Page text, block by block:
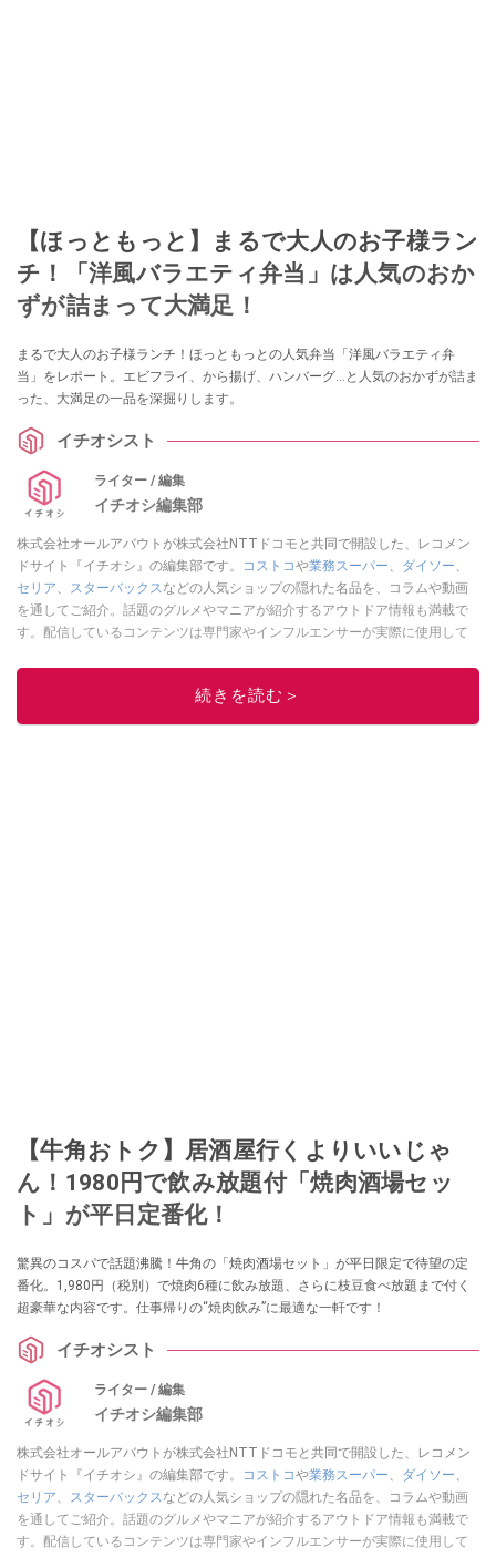
【ほっともっと】まるで大人のお子様ラン
チ！「洋風バラエティ弁当」は人気のおか
ずが詰まって大満足！
まるで大人のお子様ランチ！ほっともっとの人気弁当「洋風バラエティ弁
当」をレポート。エビフライ、から揚げ、ハンバーグ…と人気のおかずが詰ま
った、大満足の一品を深掘りします。
イチオシスト
ライター / 編集
イチオシ編集部
株式会社オールアバウトが株式会社NTTドコモと共同で開設した、レコメン
ドサイト『イチオシ』の編集部です。
コストコや業務スーパー、 ダイソー、
セリア、 スターバックスなどの人気ショップの隠れた名品を、コラムや動画
を通してご紹介。話題のグルメやマニアが紹介するアウトドア情報も満載で
す。配信しているコンテンツは専門家やインフルエンサーが実際に使用して
ニュースでフォロー
続きを読む＞
【牛角おトク】居酒屋行くよりいいじゃ
ん！1980円で飲み放題付「焼肉酒場セッ
ト」が平日定番化！
驚異のコスパで話題沸騰！牛角の「焼肉酒場セット」が平日限定で待望の定
番化。1,980円（税別）で焼肉6種に飲み放題、さらに枝豆食べ放題まで付く
超豪華な内容です。仕事帰りの“焼肉飲み”に最適な一軒です！
イチオシスト
ライター / 編集
イチオシ編集部
株式会社オールアバウトが株式会社NTTドコモと共同で開設した、レコメン
ドサイト『イチオシ』の編集部です。
コストコや業務スーパー、 ダイソー、
セリア、 スターバックスなどの人気ショップの隠れた名品を、コラムや動画
を通してご紹介。話題のグルメやマニアが紹介するアウトドア情報も満載で
す。配信しているコンテンツは専門家やインフルエンサーが実際に使用して